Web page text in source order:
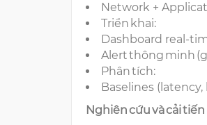
Network +
Triển khai:
Dashboard real-
Alert thông minh
Phân tích:
Baselines
Nghiên cứu và cải